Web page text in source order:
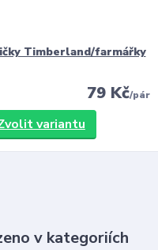
Timberland/farmářky
79 Kč/pár
variantu
v kategoriích